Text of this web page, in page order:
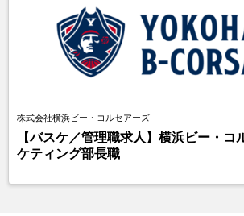
株式会社横浜ビー・コルセアーズ
【バスケ／管理職求人】横浜ビー・コ
ケティング部長職